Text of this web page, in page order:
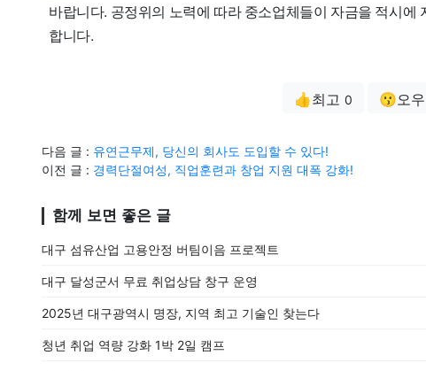
바랍니다. 공정위의 노력에 따라 중소업체들이 자금을 적시에
합니다.
👍최고 0 😗오우
다음 글 : 유연근무제, 당신의 회사도 도입할 수 있다!
이전 글 : 경력단절여성, 직업훈련과 창업 지원 대폭 강화!
함께 보면 좋은 글
대구 섬유산업 고용안정 버팀이음 프로젝트
대구 달성군서 무료 취업상담 창구 운영
2025년 대구광역시 명장, 지역 최고 기술인 찾는다
청년 취업 역량 강화 1박 2일 캠프